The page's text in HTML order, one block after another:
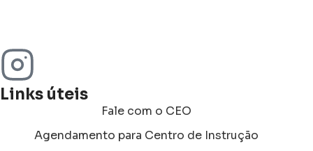
Links úteis
Fale com o CEO
Agendamento para Centro de Instrução